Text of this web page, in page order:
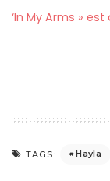
‘In My Arms »
TAGS: Hayla